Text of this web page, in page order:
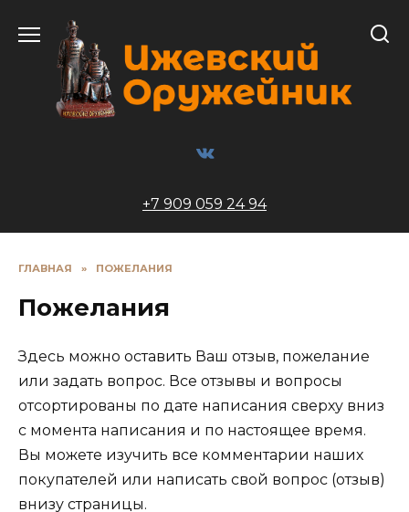
содержанию
+7 909 059 24 94
ГЛАВНАЯ » ПОЖЕЛАНИЯ
Пожелания
Здесь можно оставить Ваш отзыв, пожелание
или задать вопрос. Все отзывы и вопросы
отсортированы по дате написания сверху вниз
с момента написания и по настоящее время.
Вы можете изучить все комментарии наших
покупателей или написать свой вопрос (отзыв)
внизу страницы.